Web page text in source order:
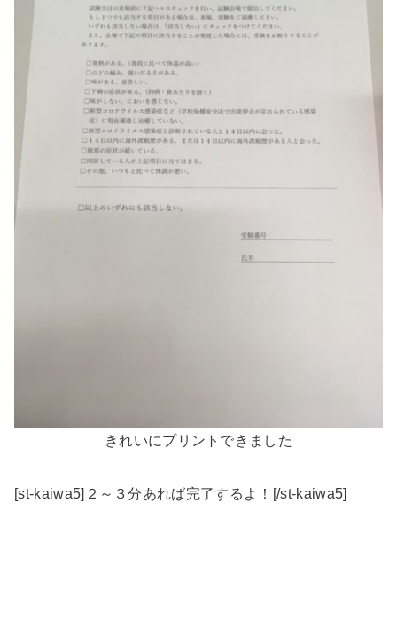
きれいにプリントできました
[st-kaiwa5]２～３分あれば完了するよ！[/st-kaiwa5]